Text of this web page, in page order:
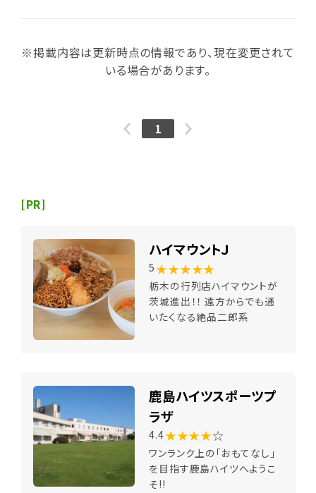
※掲載内容は更新時点の情報であり、現在変更されて
いる場合があります。
1
[PR]
ハイマウントＪ
5 ★★★★★
栃木の行列店ハイマウントが
茨城進出！！ 遠方からでも通
いたくなる絶品二郎系
鹿島ハイツスポーツプ
ラザ
4.4★★★★☆
ワンランク上の「おもてなし」
を目指す鹿島ハイツへようこ
そ!!